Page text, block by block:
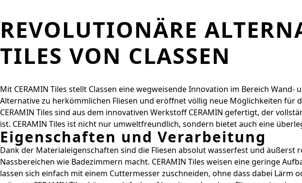
REVOLUTIONÄRE
TILES VON CLASSEN
Mit CERAMIN Tiles stellt Classen eine wegweisende Innovation im Bereich
Alternative zu herkömmlichen Fliesen und eröffnet völlig neue Möglichkeiten für
CERAMIN Tiles sind aus dem innovativen Werkstoff CERAMIN gefertigt, der
ist. CERAMIN Tiles ist nicht nur umweltfreundlich, sondern bietet auch eine
Eigenschaften und Verarbeitung
Dank der Materialeigenschaften sind die Fliesen absolut wasserfest und
Nassbereichen wie Badezimmern macht. CERAMIN Tiles weisen eine geringe
lassen sich einfach mit einem Cuttermesser zuschneiden, ohne dass dabei